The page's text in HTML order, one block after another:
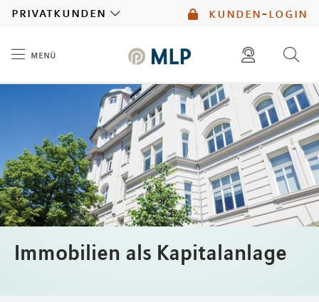
kunden-login
privatkunden
menü
diese website durchsuchen
mlp berater finden
Immobilien als Kapitalanlage